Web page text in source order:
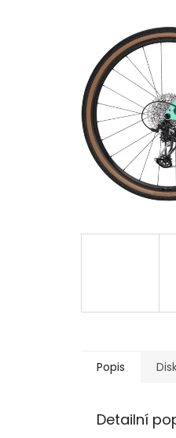
Popis
Detailní